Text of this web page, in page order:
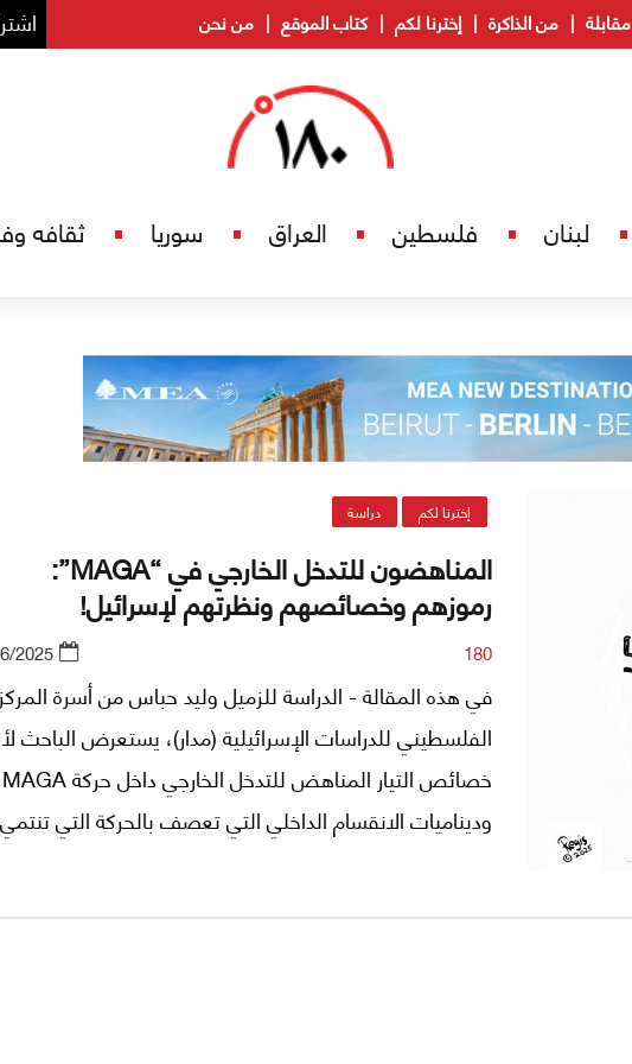
مقابلة من الذاكرة إخترنا لكم كتاب الموقع من نحن
لبنان فلسطين العراق سوريا ثقافه
إخترنا لكم دراسة
المناهضون للتدخل الخارجي في “MAGA”:
رموزهم وخصائصهم ونظرتهم لإسرائيل!
180
2025
في هذه المقالة - الدراسة للزميل وليد حباس من أسرة المركز
الفلسطيني للدراسات الإسرائيلية (مدار)، يستعرض الباحث
وديناميات الانقسام الداخلي التي تعصف بالحركة التي